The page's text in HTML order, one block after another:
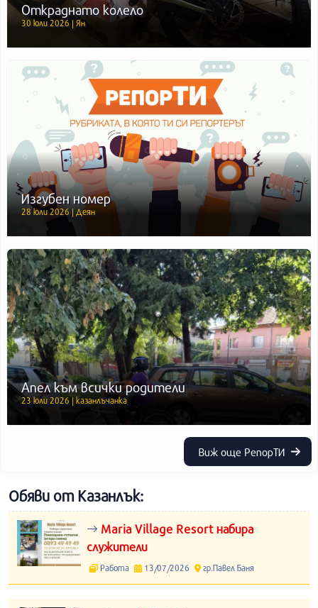
Откраднато колело
30 юли 2026 | Ян
Изгубен номер
28 юли 2026 | Деян
Апел към всички родители
23 юли 2026 | казанлъчанка
Виж още РепорТИ
Обяви от Казанлък:
Maria Village Resort набира
служители
Работа 13/07/2026 гр.Павел Баня